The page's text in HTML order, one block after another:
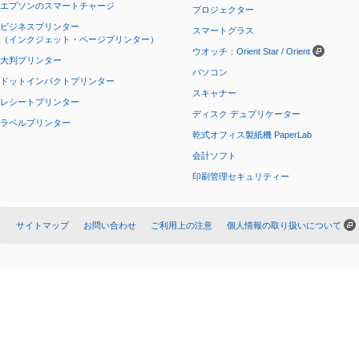
エプソンのスマートチャージ
ビジネスプリンター
（インクジェット・ページプリンター）
大判プリンター
ドットインパクトプリンター
レシートプリンター
ラベルプリンター
プロジェクター
スマートグラス
ウオッチ：Orient Star / Orient
パソコン
スキャナー
ディスク デュプリケーター
乾式オフィス製紙機 PaperLab
会計ソフト
印刷管理セキュリティー
サイトマップ お問い合わせ ご利用上の注意 個人情報の取り扱いについて